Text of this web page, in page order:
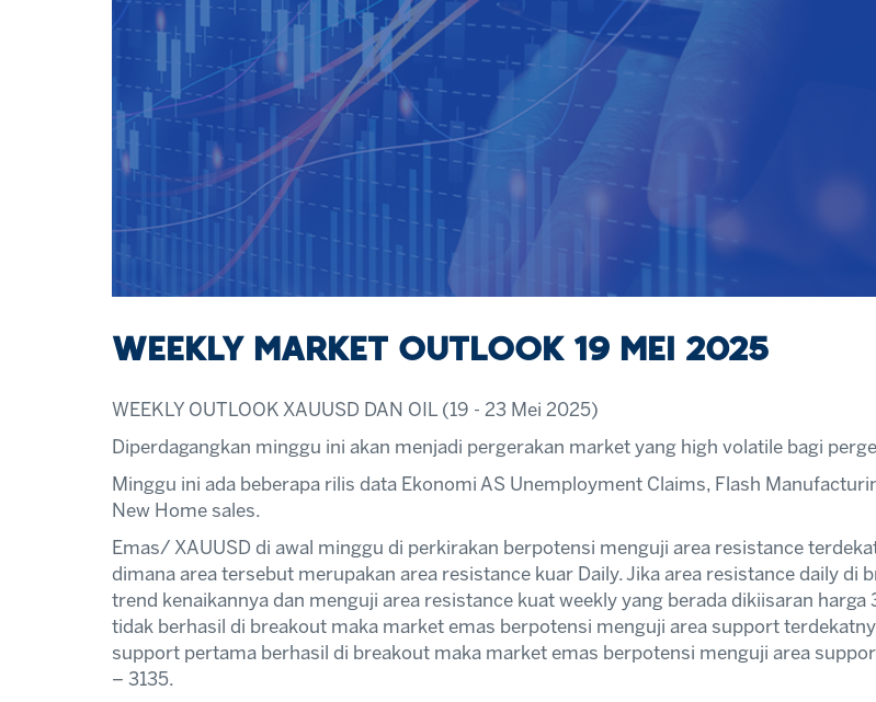
WEEKLY MARKET OUTLOOK 19 MEI 2025
WEEKLY OUTLOOK XAUUSD DAN OIL (19 - 23 Mei 2025)
Diperdagangkan minggu ini akan menjadi pergerakan market yang high volatile bagi
Minggu ini ada beberapa rilis data Ekonomi AS Unemployment Claims, Flash
New Home sales.
Emas/ XAUUSD di awal minggu di perkirakan berpotensi menguji area resistance
dimana area tersebut merupakan area resistance kuar Daily. Jika area resistance daily
trend kenaikannya dan menguji area resistance kuat weekly yang berada dikiisaran
tidak berhasil di breakout maka market emas berpotensi menguji area support
support pertama berhasil di breakout maka market emas berpotensi menguji area
– 3135.